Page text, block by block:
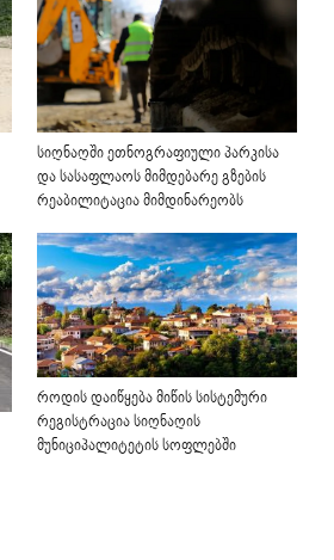
სიღნაღში ეთნოგრაფიული პარკისა
და სასაფლაოს მიმდებარე გზების
რეაბილიტაცია მიმდინარეობს
როდის დაიწყება მიწის სისტემური
რეგისტრაცია სიღნაღის
მუნიციპალიტეტის სოფლებში